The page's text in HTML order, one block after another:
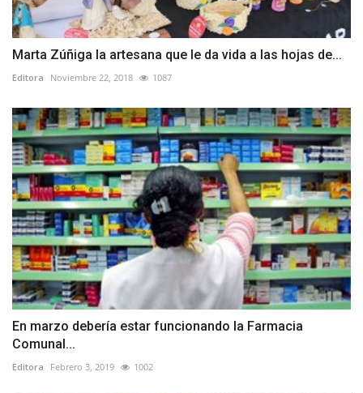
Marta Zúñiga la artesana que le da vida a las hojas de...
Editora Noviembre 22, 2018 1087
En marzo debería estar funcionando la Farmacia
Comunal...
Editora Febrero 3, 2019 1002